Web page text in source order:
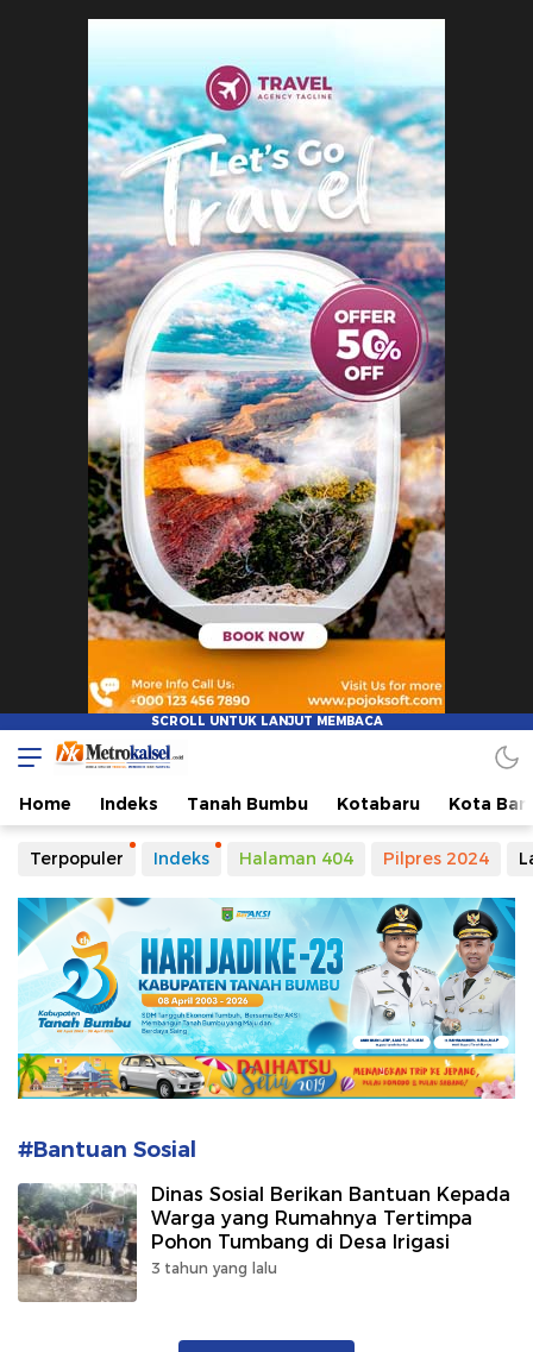
Metro Kalsel
Media Online Terkini, Faktual dan Mendidik
Home Indeks Tanah Bumbu Kotabaru Kota
Terpopuler Indeks Halaman 404 Pilpres 2024
#Bantuan Sosial
Dinas Sosial Berikan Bantuan Kepada
Warga yang Rumahnya Tertimpa
Pohon Tumbang di Desa Irigasi
3 tahun yang lalu